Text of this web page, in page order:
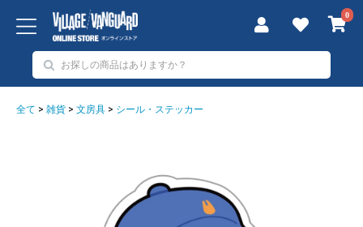
0
全て > 雑貨 > 文房具 > シール・ステッカー